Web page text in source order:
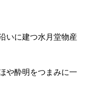
いに建つ水月堂物産
や酔明をつまみに一